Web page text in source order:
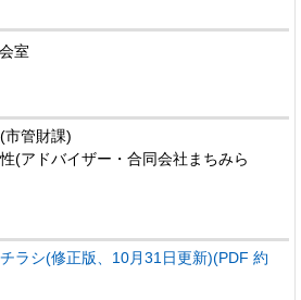
室
市管財課)
(アドバイザー・合同会社まちみら
ラシ(修正版、10月31日更新)(PDF 約